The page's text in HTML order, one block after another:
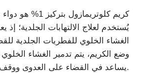
كريم كلوتريمازول
يُستخدم لعلاج الالتهابات الجلدية؛ إذ
الغشاء الخلوي للفطريات الجلدية
وضع الكريم، يتم تدمير الغشاء
يساعد في القضاء على العدوى ووقف نمو الفطريات.